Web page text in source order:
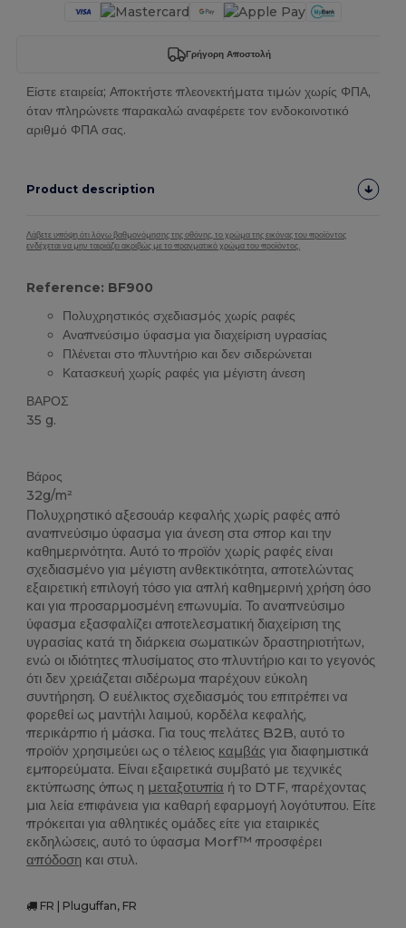
Γρήγορη Αποστολή
Είστε εταιρεία; Αποκτήστε πλεονεκτήματα τιμών χωρίς ΦΠΑ,
όταν πληρώνετε παρακαλώ αναφέρετε τον ενδοκοινοτικό
αριθμό ΦΠΑ σας.
Product description
Λάβετε υπόψη ότι λόγω βαθμονόμησης της οθόνης, το χρώμα της εικόνας του προϊόντος
ενδέχεται να μην ταιριάζει ακριβώς με το πραγματικό χρώμα του προϊόντος.
Reference: BF900
Πολυχρηστικός σχεδιασμός χωρίς ραφές
Αναπνεύσιμο ύφασμα για διαχείριση υγρασίας
Πλένεται στο πλυντήριο και δεν σιδερώνεται
Κατασκευή χωρίς ραφές για μέγιστη άνεση
ΒΑΡΟΣ
35 g.
Βάρος
32g/m²
Πολυχρηστικό αξεσουάρ κεφαλής χωρίς ραφές από
αναπνεύσιμο ύφασμα για άνεση στα σπορ και την
καθημερινότητα. Αυτό το προϊόν χωρίς ραφές είναι
σχεδιασμένο για μέγιστη ανθεκτικότητα, αποτελώντας
εξαιρετική επιλογή τόσο για απλή καθημερινή χρήση όσο
και για προσαρμοσμένη επωνυμία. Το αναπνεύσιμο
ύφασμα εξασφαλίζει αποτελεσματική διαχείριση της
υγρασίας κατά τη διάρκεια σωματικών δραστηριοτήτων,
ενώ οι ιδιότητες πλυσίματος στο πλυντήριο και το γεγονός
ότι δεν χρειάζεται σιδέρωμα παρέχουν εύκολη
συντήρηση. Ο ευέλικτος σχεδιασμός του επιτρέπει να
φορεθεί ως μαντήλι λαιμού, κορδέλα κεφαλής,
περικάρπιο ή μάσκα. Για τους πελάτες B2B, αυτό το
προϊόν χρησιμεύει ως ο τέλειος καμβάς για διαφημιστικά
εμπορεύματα. Είναι εξαιρετικά συμβατό με τεχνικές
εκτύπωσης όπως η μεταξοτυπία ή το DTF, παρέχοντας
μια λεία επιφάνεια για καθαρή εφαρμογή λογότυπου. Είτε
πρόκειται για αθλητικές ομάδες είτε για εταιρικές
εκδηλώσεις, αυτό το ύφασμα Morf™ προσφέρει
απόδοση και στυλ.
FR | Pluguffan, FR